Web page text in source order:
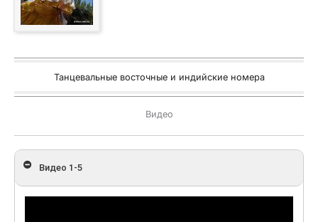
Танцевальные восточные и индийские номера
Видео
Видео 1-5